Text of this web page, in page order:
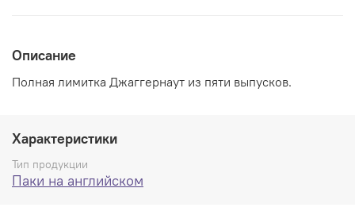
Описание
Полная лимитка Джаггернаут из пяти выпусков.
Характеристики
Тип продукции
Паки на английском